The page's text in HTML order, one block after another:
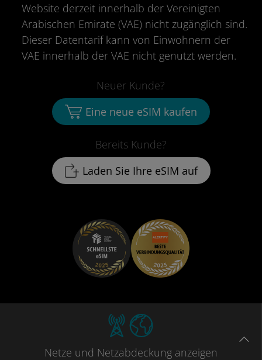
Website derzeit innerhalb der Vereinigten
Arabischen Emirate (VAE) nicht zugänglich sind.
Dieser Datentarif kann von Einwohnern der
VAE innerhalb der VAE nicht genutzt werden.
Bereits Kunde?
Laden Sie Ihre eSIM auf
Neuer Kunde?
Eine neue eSIM kaufen
Netze und Netzabdeckung anzeigen